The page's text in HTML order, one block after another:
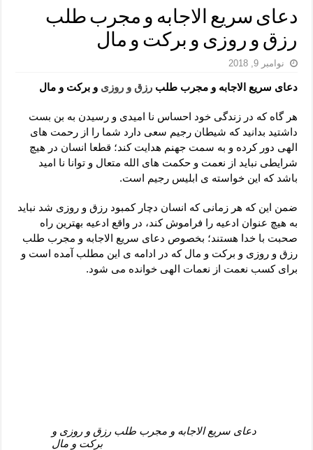
معجزات دعای یا من اظهر الجمیل – دعای یا من اظهر الجمیل برای
مهم ترین اذکار الهی و فضیلت آن ها – ذکر مخصوص مستجاب الدعوه
دعا برای ترس بچه ها در خواب – دعای ترس و بی خوابی کودکان
لا حول ولا قوة الا بالله برای چشم زخم – دعای چشم زخم ماشاالله
دعای قوی رفع ترس – دعای مجرب برای آرامش قلب و رفع اضطراب
دعا برای پولدار شدن در یک روز – دعای ثروت حضرت سلیمان
دعای سریع الاجابه و مجرب طلب
رزق و روزی و برکت و مال
نوامبر 9, 2018
دعای سریع الاجابه و مجرب طلبرزق و روزی و برکت و مال
هر گاه که در زندگی خود احساس نا امیدی و رسیدن به بن بست
داشتید بدانید که شیطان رجیم سعی دارد شما را از رحمت های
الهی دور کرده و به سمت جهنم هدایت کند؛ قطعا انسان در هیچ
شرایطی نباید از نعمت و حکمت های الله متعال و توانا نا امید
باشد که این خواسته ی ابلیس رجیم است.
ضمن این که هر زمانی که انسان دچار کمبود رزق و روزی شد نباید
به هیچ عنوان ادعیه را فراموش کند، در واقع ادعیه بهترین راه
صحبت با خدا هستند؛ بخصوص دعای سریع الاجابه و مجرب طلب
رزق و روزی و برکت و مال که در ادامه ی این مطلب آمده است و
برای کسب نعمت از نعمات الهی خوانده می شود.
دعای سریع الاجابه و مجرب طلب رزق و روزی و
برکت و مال